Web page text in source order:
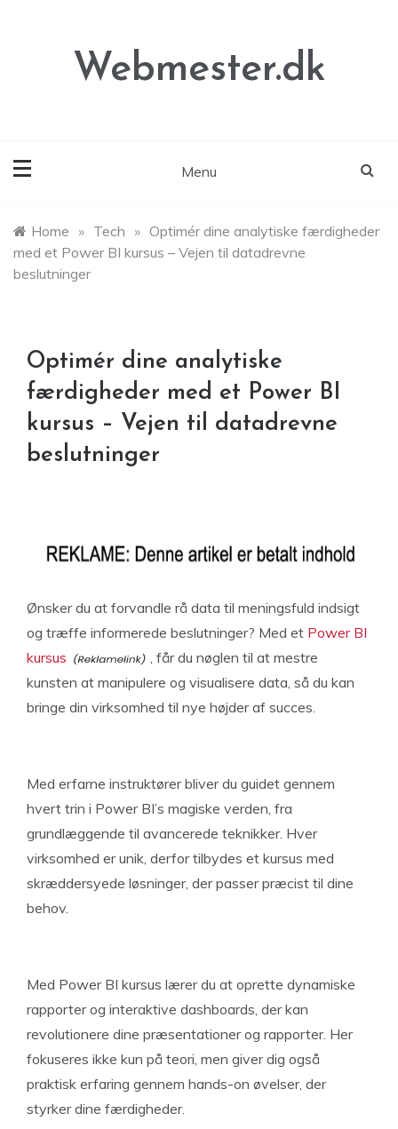
Webmester.dk
Menu
Home » Tech » Optimér dine analytiske færdigheder
med et Power BI kursus – Vejen til datadrevne
beslutninger
Optimér dine analytiske
færdigheder med et Power BI
kursus – Vejen til datadrevne
beslutninger
Ønsker du at forvandle rå data til meningsfuld indsigt
og træffe informerede beslutninger? Med et Power BI
kursus
, får du nøglen til at mestre
kunsten at manipulere og visualisere data, så du kan
bringe din virksomhed til nye højder af succes.
Med erfarne instruktører bliver du guidet gennem
hvert trin i Power BI’s magiske verden, fra
grundlæggende til avancerede teknikker. Hver
virksomhed er unik, derfor tilbydes et kursus med
skræddersyede løsninger, der passer præcist til dine
behov.
Med Power BI kursus lærer du at oprette dynamiske
rapporter og interaktive dashboards, der kan
revolutionere dine præsentationer og rapporter. Her
fokuseres ikke kun på teori, men giver dig også
praktisk erfaring gennem hands-on øvelser, der
styrker dine færdigheder.